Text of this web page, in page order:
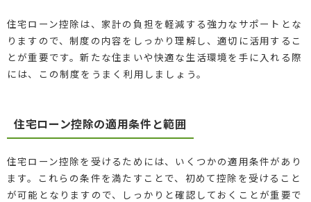
住宅ローン控除は、家計の負担を軽減する強力なサポートとな
りますので、制度の内容をしっかり理解し、適切に活用するこ
とが重要です。新たな住まいや快適な生活環境を手に入れる際
には、この制度をうまく利用しましょう。
住宅ローン控除の適用条件と範囲
住宅ローン控除を受けるためには、いくつかの適用条件があり
ます。これらの条件を満たすことで、初めて控除を受けること
が可能となりますので、しっかりと確認しておくことが重要で